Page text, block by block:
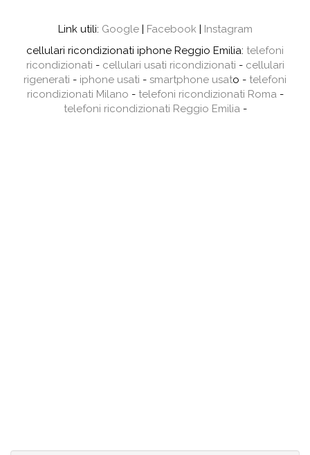
Link utili: Google| Facebook|
Instagram
cellulari ricondizionati iphone Reggio Emilia: telefoni
ricondizionati - cellulari usati ricondizionati - cellulari
rigenerati - iphone usati - smartphone usato - telefoni
ricondizionati Milano - telefoni ricondizionati Roma-
telefoni ricondizionati Reggio Emilia-